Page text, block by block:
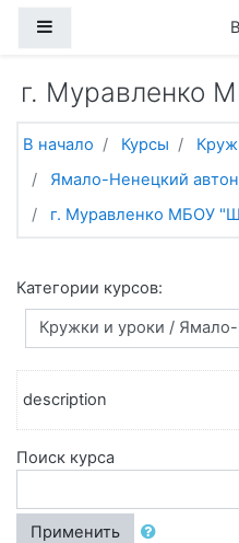
г. Муравленко
В начало Курсы
Ямало-Ненецкий
г. Муравленко МБОУ
Категории курсов:
description
Поиск курса
Применить